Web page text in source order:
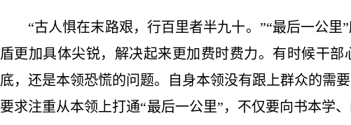
“古人惧在末路艰，行百里者半九十。”“最后一公
盾更加具体尖锐，解决起来更加费时费力。有时候干
底，还是本领恐慌的问题。自身本领没有跟上群众的需
要求注重从本领上打通“最后一公里”，不仅要向书本学